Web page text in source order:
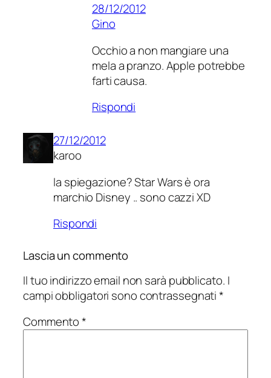
28/12/2012
Gino
Occhio a non mangiare una
mela a pranzo. Apple potrebbe
farti causa.
Rispondi
27/12/2012
karoo
la spiegazione? Star Wars è ora
marchio Disney .. sono cazzi XD
Rispondi
Lascia un commento
Il tuo indirizzo email non sarà pubblicato. I
campi obbligatori sono contrassegnati*
Commento*